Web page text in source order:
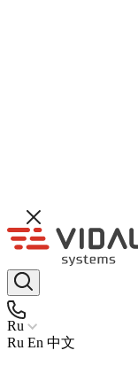
Ru
Ru En 中文